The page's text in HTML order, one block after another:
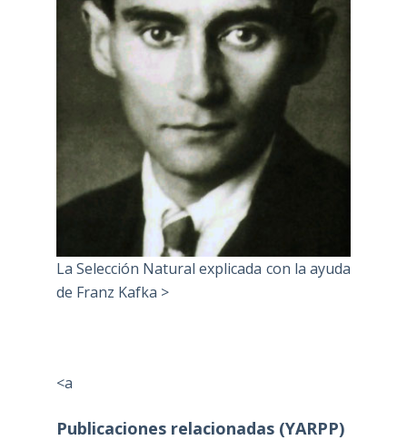
La Selección Natural explicada con la ayuda
de Franz Kafka >
<a
Publicaciones relacionadas (YARPP)